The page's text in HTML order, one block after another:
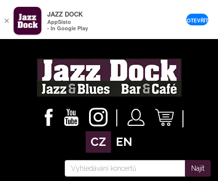
CZ EN
Najít
×
JAZZ DOCK
AppSisto
- In Google Play
OTEVŘÍT